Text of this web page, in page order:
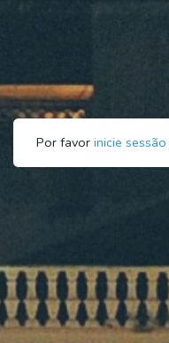
Por favor inicie sessão